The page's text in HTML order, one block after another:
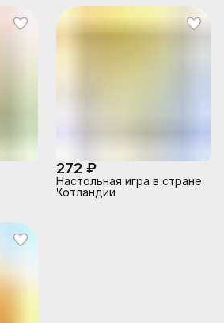
272 ₽
Настольная игра в стране
Котландии